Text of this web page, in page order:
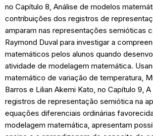
no Capítulo 8, Análise de modelos
contribuições dos registros de
amparam nas representações semióticas
Raymond Duval para investigar a
matemáticos pelos alunos quando
atividade de modelagem matemática.
matemático de variação de temperatura,
Barros e Lilian Akemi Kato, no Capítulo 9,
registros de representação semiótica na
equações diferenciais ordinárias
modelagem matemática, apresentam